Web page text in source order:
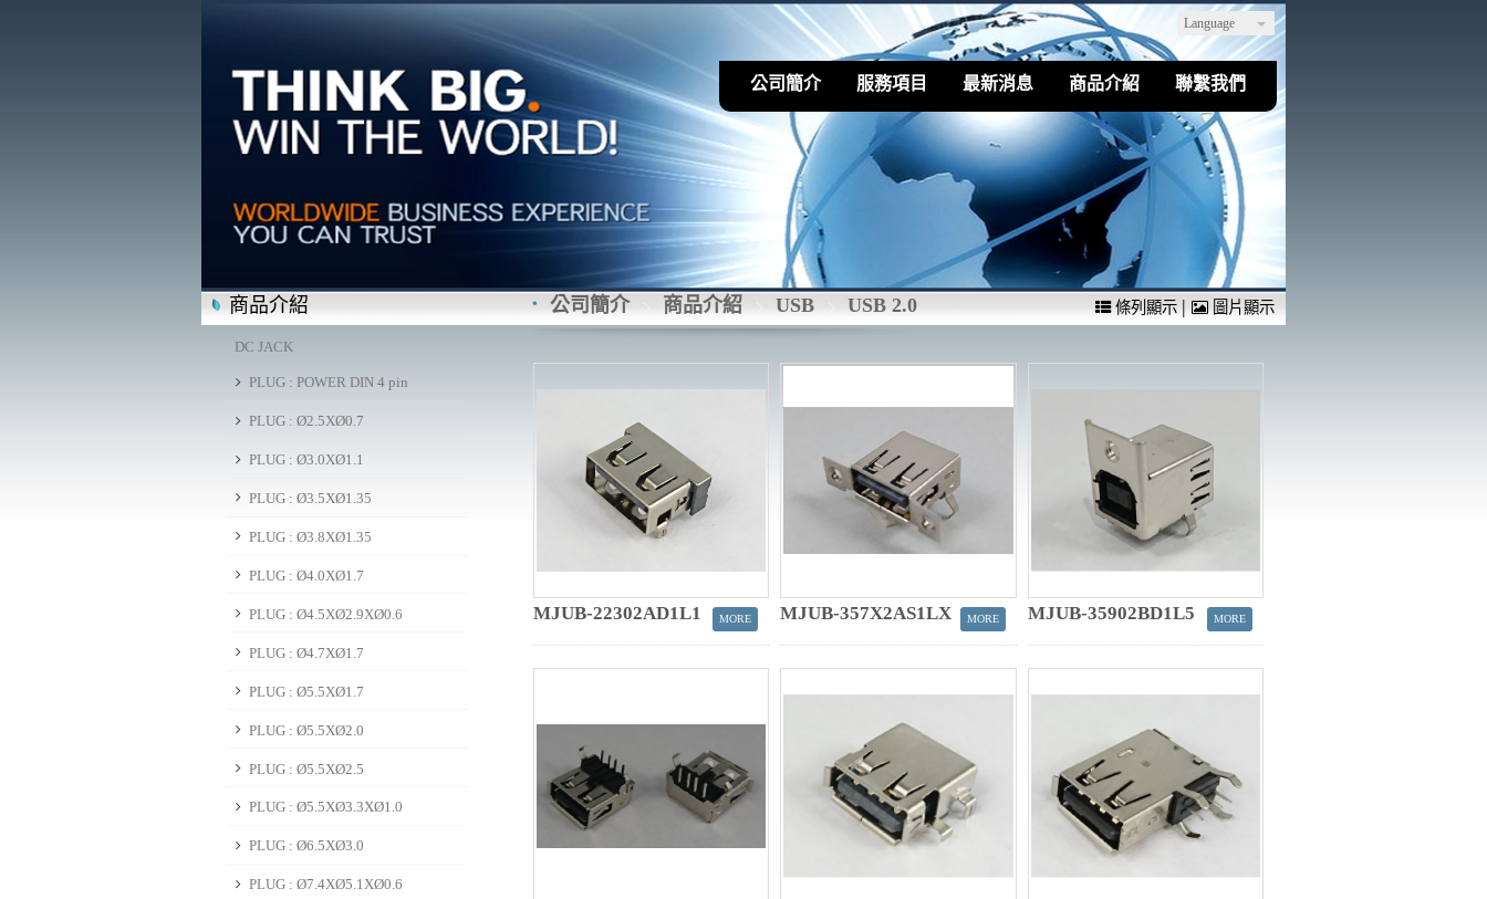
Language
公司簡介 服務項目 最新消息 商品介紹 聯繫我們
商品介紹
DC JACK
PLUG : POWER DIN 4 pin
PLUG : Ø2.5XØ0.7
PLUG : Ø3.0XØ1.1
PLUG : Ø3.5XØ1.35
PLUG : Ø3.8XØ1.35
PLUG : Ø4.0XØ1.7
PLUG : Ø4.5XØ2.9XØ0.6
PLUG : Ø4.7XØ1.7
PLUG : Ø5.5XØ1.7
PLUG : Ø5.5XØ2.0
PLUG : Ø5.5XØ2.5
PLUG : Ø5.5XØ3.3XØ1.0
PLUG : Ø6.5XØ3.0
PLUG : Ø7.4XØ5.1XØ0.6
公司簡介 商品介紹 USB USB 2.0 條列顯示 | 圖片顯示
MJUB-22302AD1L1 MJUB-357X2AS1LX MJUB-35902BD1L5